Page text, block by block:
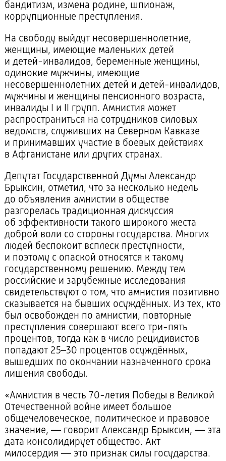
бандитизм, измена родине, шпионаж,
коррупционные преступления.
На свободу выйдут несовершеннолетние,
женщины, имеющие маленьких детей
и детей-инвалидов, беременные женщины,
одинокие мужчины, имеющие
несовершеннолетних детей и детей-инвалидов,
мужчины и женщины пенсионного возраста,
инвалиды I и II групп. Амнистия может
распространиться на сотрудников силовых
ведомств, служивших на Северном Кавказе
и принимавших участие в боевых действиях
в Афганистане или других странах.
Депутат Государственной Думы Александр
Брыксин, отметил, что за несколько недель
до объявления амнистии в обществе
разгорелась традиционная дискуссия
об эффективности такого широкого жеста
доброй воли со стороны государства. Многих
людей беспокоит всплеск преступности,
и поэтому с опаской относятся к такому
государственному решению. Между тем
российские и зарубежные исследования
свидетельствуют о том, что амнистия позитивно
сказывается на бывших осуждённых. Из тех, кто
был освобожден по амнистии, повторные
преступления совершают всего три-пять
процентов, тогда как в число рецидивистов
попадают 25–30 процентов осуждённых,
вышедших по окончании назначенного срока
лишения свободы.
«Амнистия в честь 70-летия Победы в Великой
Отечественной войне имеет большое
общечеловеческое, политическое и правовое
значение, — говорит Александр Брыксин, — эта
дата консолидирует общество. Акт
милосердия — это признак силы государства.